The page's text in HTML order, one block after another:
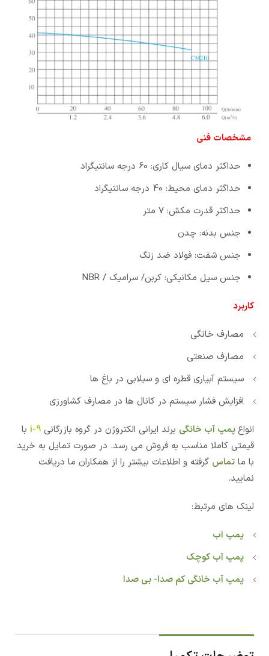
مشخصات فنی
حداکثر دمای سیال کاری: 60 درجه سانتیگراد
حداگثر دمای محیط: 40 درجه سانتیگراد
حداکثر قدرت مکش: 7 متر
جنس بدنه: چدن
جنس شفت: فولاد ضد زنگ
جنس سیل مکانیکی: کربن/ سرامیک / NBR
کاربرد
مصارف خانگی
مصارف صنعتی
سیستم آبیاری قطره ای و سیلابی در باغ ها
افزایش فشار سیستم در کانال ها در مصارف کشاورزی
انواع پمپ آب خانگی برند ایرانی الکتروژن در گروه بازرگانی
با
قیمتی کاملا مناسب به فروش می رسد. در صورت تمایل به خرید
با ما تماس گرفته و اطلاعات بیشتر را از همکاران ما دریافت
نمایید.
لینک های مرتبط:
پمپ آب
پمپ آب کوچک
پمپ آب خانگی کم صدا- بی صدا